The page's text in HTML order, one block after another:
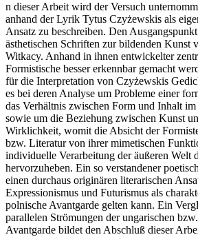
n dieser Arbeit wird der Versuch
anhand der Lyrik Tytus Czyżewskis als
Ansatz zu beschreiben. Den
ästhetischen Schriften zur bildenden Kunst
Witkacy. Anhand in ihnen entwickelter
Formistische besser erkennbar gemacht
für die Interpretation von Czyżewskis
es bei deren Analyse um Probleme einer
das Verhältnis zwischen Form und Inhalt
sowie um die Beziehung zwischen Kunst
Wirklichkeit, womit die Absicht der
bzw. Literatur von ihrer mimetischen
individuelle Verarbeitung der äußeren Welt
hervorzuheben. Ein so verstandener
einen durchaus originären literarischen
Expressionismus und Futurismus als
polnische Avantgarde gelten kann. Ein
parallelen Strömungen der ungarischen
Avantgarde bildet den Abschluß dieser